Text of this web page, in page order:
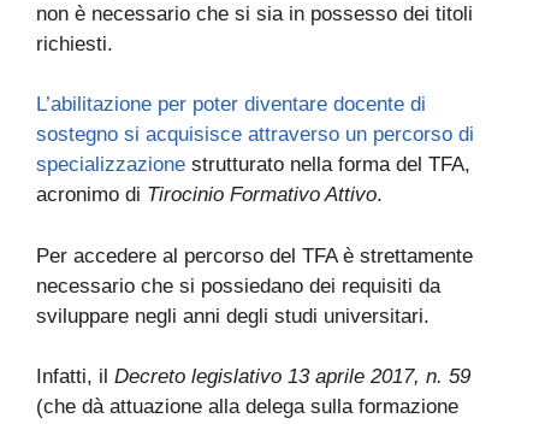
non è necessario che si sia in possesso dei titoli
richiesti.
L’abilitazione per poter diventare docente di
sostegno si acquisisce attraverso un percorso di
specializzazione strutturato nella forma del TFA,
acronimo di Tirocinio Formativo Attivo.
Per accedere al percorso del TFA è strettamente
necessario che si possiedano dei requisiti da
sviluppare negli anni degli studi universitari.
Infatti, il Decreto legislativo 13 aprile 2017, n. 59
(che dà attuazione alla delega sulla formazione